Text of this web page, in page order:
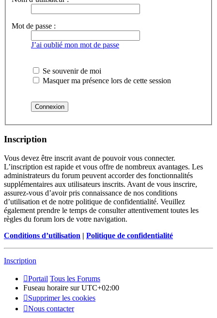
Mot de passe :
J’ai oublié mon mot de passe
Se souvenir de moi
Masquer ma présence lors de cette session
Inscription
Vous devez être inscrit avant de pouvoir vous connecter.
L’inscription est rapide et vous offre de nombreux avantages. Les
administrateurs du forum peuvent accorder des fonctionnalités
supplémentaires aux utilisateurs inscrits. Avant de vous inscrire,
assurez-vous d’avoir pris connaissance de nos conditions
d’utilisation et de notre politique de confidentialité. Veuillez
également prendre le temps de consulter attentivement toutes les
règles du forum lors de votre navigation.
Conditions d’utilisation | Politique de confidentialité
Inscription
Portail Tous les Forums
Fuseau horaire surUTC+02:00
Supprimer les cookies
Nous contacter